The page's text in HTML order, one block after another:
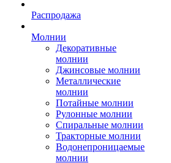
Распродажа
Молнии
Декоративные
молнии
Джинсовые молнии
Металлические
молнии
Потайные молнии
Рулонные молнии
Спиральные молнии
Тракторные молнии
Водонепроницаемые
молнии